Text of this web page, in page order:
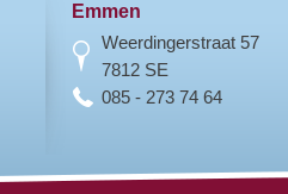
Emmen
Weerdingerstraat 57
7812 SE
085 - 273 74 64